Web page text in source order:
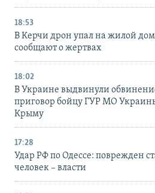
18:53
В Керчи дрон упал на жилой
сообщают о жертвах
18:02
В Украине выдвинули
приговор бойцу ГУР МО
Крыму
17:28
Удар РФ по Одессе: поврежден
человек – власти